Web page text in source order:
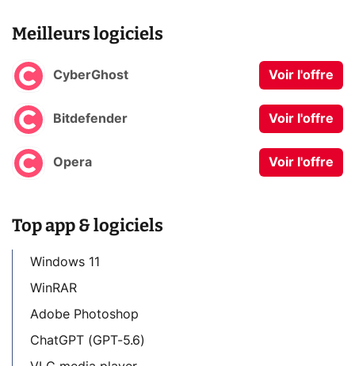
Meilleurs logiciels
CyberGhost Voir l'offre
Bitdefender Voir l'offre
Opera Voir l'offre
Top app & logiciels
Windows 11
WinRAR
Adobe Photoshop
ChatGPT (GPT-5.6)